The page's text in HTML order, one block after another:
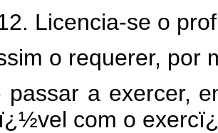
se o
o requerer, por
a exercer, em
com o